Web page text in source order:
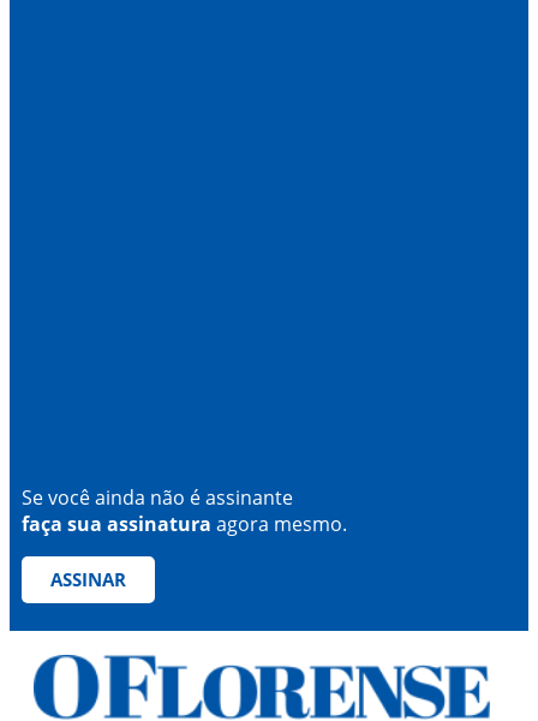
Se você ainda não é assinante
faça sua assinatura agora mesmo.
ASSINAR